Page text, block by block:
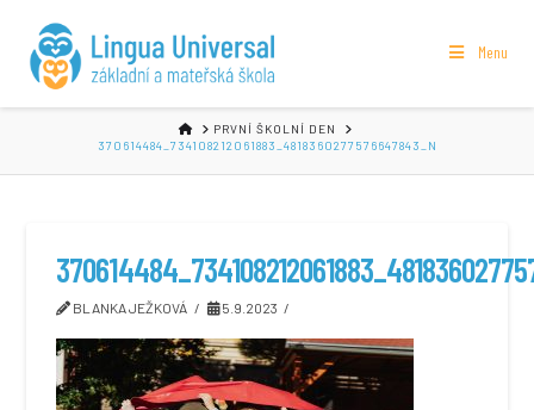
Menu
HOMEPRVNÍ ŠKOLNÍ DEN
370614484_734108212061883_4818360277576647843_N
BLANKA JEŽKOVÁ 5.9.2023